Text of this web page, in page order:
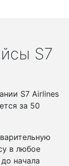
S7
S7 Airlines
за 50
в любое
начала